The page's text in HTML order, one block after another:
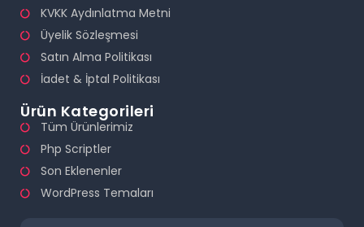
KVKK Aydınlatma Metni
Üyelik Sözleşmesi
Satın Alma Politikası
İadet & İptal Politikası
Ürün Kategorileri
Tüm Ürünlerimiz
Php Scriptler
Son Eklenenler
WordPress Temaları